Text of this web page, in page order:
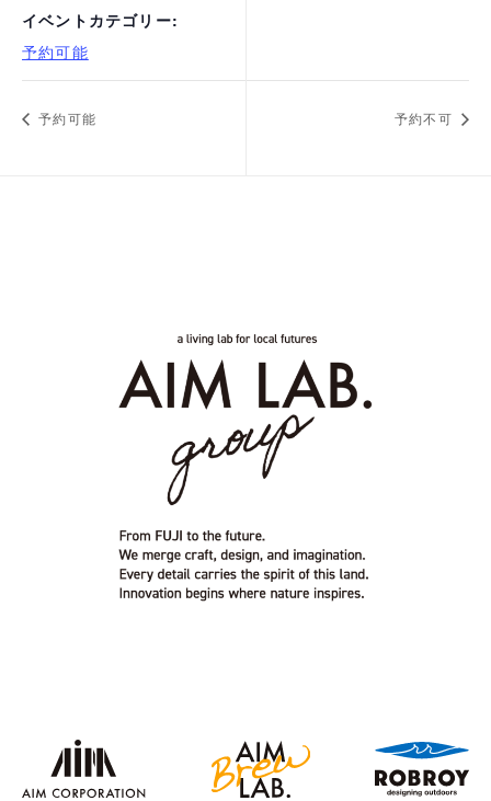
イベントカテゴリー:
予約可能
予約可能 予約不可